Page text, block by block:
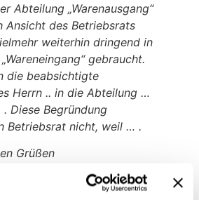
Abteilung „Warenausgang“
Ansicht des Betriebsrats
weiterhin dringend in
gebraucht.
die beabsichtigte
Herrn .. in die Abteilung …
Diese Begründung
Betriebsrat nicht, weil … .
Grüßen